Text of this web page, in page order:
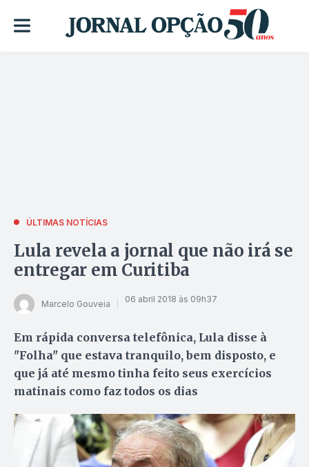
ÚLTIMAS NOTÍCIAS
Lula revela a jornal que não irá se
entregar em Curitiba
Marcelo Gouveia 06 abril 2018 às 09h37
Em rápida conversa telefônica, Lula disse à
"Folha" que estava tranquilo, bem disposto, e
que já até mesmo tinha feito seus exercícios
matinais como faz todos os dias